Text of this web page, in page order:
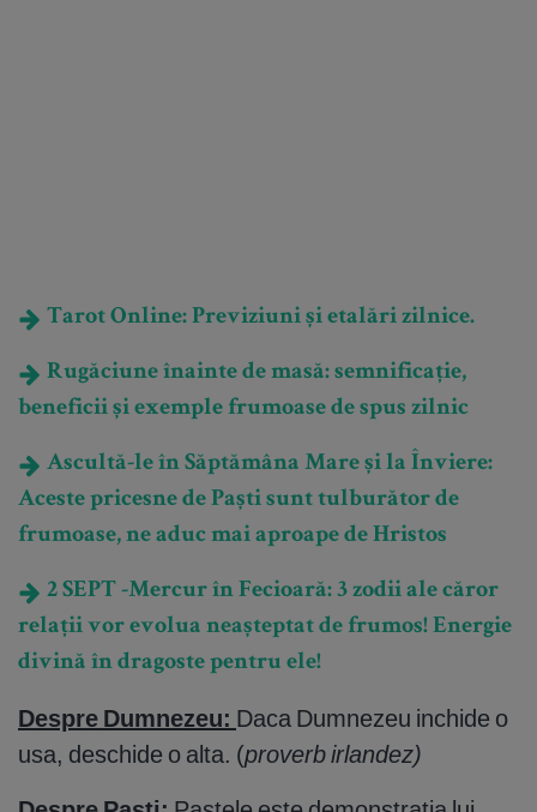
Tarot Online: Previziuni și etalări zilnice.
Rugăciune înainte de masă: semnificație,
beneficii și exemple frumoase de spus zilnic
Ascultă-le în Săptămâna Mare și la Înviere:
Aceste pricesne de Paști sunt tulburător de
frumoase, ne aduc mai aproape de Hristos
2 SEPT -Mercur în Fecioară: 3 zodii ale căror
relații vor evolua neașteptat de frumos! Energie
divină în dragoste pentru ele!
Despre Dumnezeu: Daca Dumnezeu inchide o
usa, deschide o alta. (proverb irlandez)